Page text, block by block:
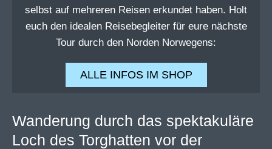
selbst auf mehreren Reisen erkundet haben. Holt
euch den idealen Reisebegleiter für eure nächste
Tour durch den Norden Norwegens:
ALLE INFOS IM SHOP
Wanderung durch das spektakuläre
Loch des Torghatten vor der